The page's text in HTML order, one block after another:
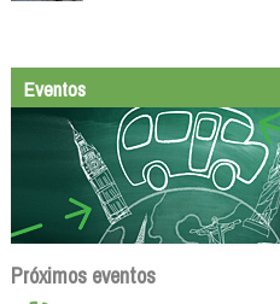
Eventos
Próximos eventos